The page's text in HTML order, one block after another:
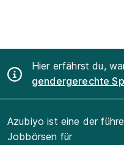
Hier erfährst du,
gendergerechte
Azubiyo ist eine der
Jobbörsen für